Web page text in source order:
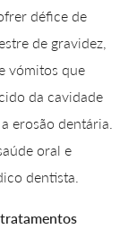
défice de
de gravidez,
vómitos que
da cavidade
erosão dentária.
oral e
dentista.